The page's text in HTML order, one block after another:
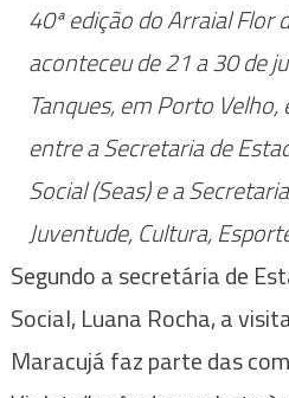
40ª edição do Arraial Flor
aconteceu de 21 a 30 de
Tanques, em Porto
entre a Secretaria de
Social (Seas) e a
Juventude, Cultura,
Segundo a secretária de
Social, Luana Rocha, a
Maracujá faz parte das